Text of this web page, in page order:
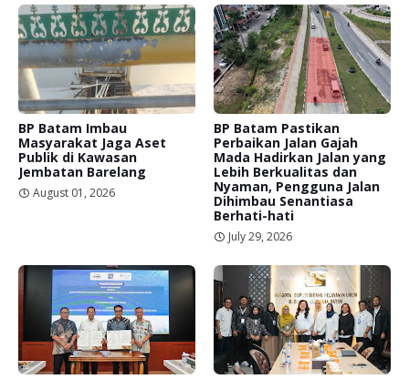
BP Batam Imbau
Masyarakat Jaga Aset
Publik di Kawasan
Jembatan Barelang
August 01, 2026
BP Batam Pastikan
Perbaikan Jalan Gajah
Mada Hadirkan Jalan yang
Lebih Berkualitas dan
Nyaman, Pengguna Jalan
Dihimbau Senantiasa
Berhati-hati
July 29, 2026